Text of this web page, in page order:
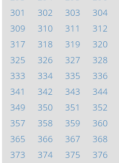
301
302 303 304
309
310 311 312
317
318 319 320
325
326 327 328
333
334 335 336
341
342 343 344
349
350 351 352
357
358 359 360
365
366 367 368
373
374 375 376